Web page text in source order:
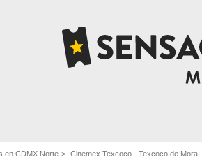
en CDMX Norte Cinemex Texcoco - Texcoco de Mora